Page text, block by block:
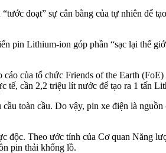
đoạt” sự cân bằng của tự nhiên để
pin Lithium-ion góp phần “sạc lại thế
của tổ chức Friends of the Earth
tế, cần 2,2 triệu lít nước để tạo ra 1 tấn
toàn cầu. Do vậy, pin xe điện là
độc. Theo ước tính của Cơ quan Năng
pin thải khổng lồ.